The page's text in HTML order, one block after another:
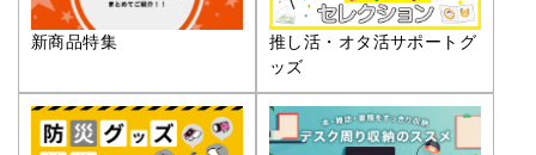
新商品特集
推し活・オタ活サポートグ
ッズ